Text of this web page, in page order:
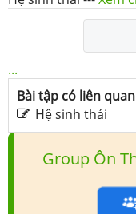
...
Bài tập có liên quan
Hệ sinh thái
Group Ôn